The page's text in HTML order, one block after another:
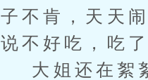
子不肯，天天
说不好吃，吃
大姐还在絮